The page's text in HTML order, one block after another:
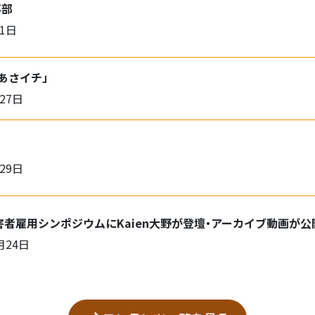
日
さイチ」
日
日
雇用シンポジウムにKaien大野が登壇・アーカイブ動画が
24日